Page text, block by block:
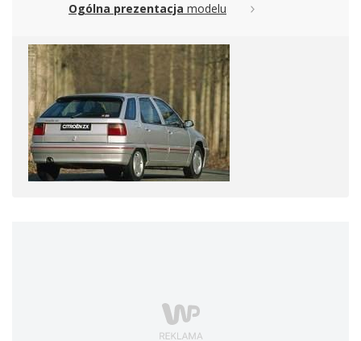
Ogólna prezentacja modelu